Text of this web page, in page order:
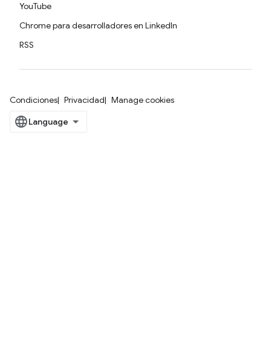
YouTube
Chrome para desarrolladores en LinkedIn
RSS
Condiciones Privacidad Manage cookies